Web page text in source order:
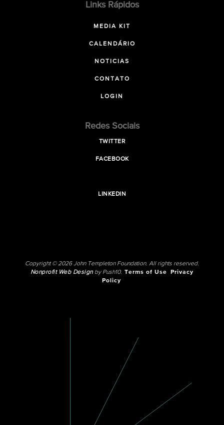
Links Rápidos
MEDIA KIT
CALENDÁRIO
NOTICIAS
CONTATO
LOGIN
Redes Sociais
TWITTER
FACEBOOK
LINKEDIN
Copyright © 2026 John Templeton Foundation. All rights reserved.
Nonprofit Web Designby Push10. Terms of Use
Privacy
Policy